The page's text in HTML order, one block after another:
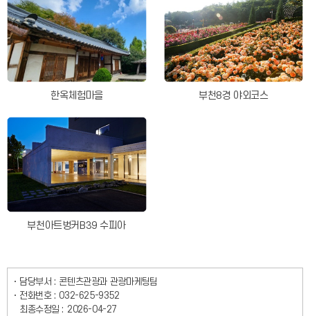
한옥체험마을 부천8경 야외코스
부천아트벙커B39 수피아
담당부서 : 콘텐츠관광과 관광마케팅팀
전화번호 : 032-625-9352
최종수정일 : 2026-04-27